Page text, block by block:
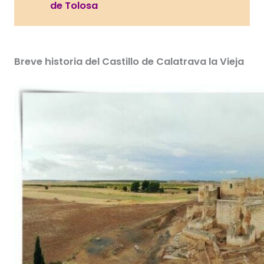
de Tolosa
Breve historia del Castillo de Calatrava la Vieja